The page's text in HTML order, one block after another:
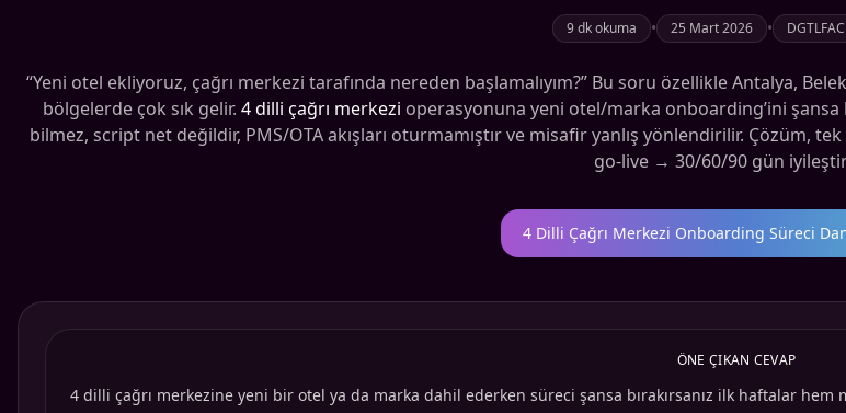
9 dk okuma • 25 Mart 2026 •
“Yeni otel ekliyoruz, çağrı merkezi tarafında nereden başlamalıyım?” Bu soru özellikle Antalya,
bölgelerde çok sık gelir. 4 dilli çağrı merkezi operasyonuna yeni otel/marka onboarding’ini şansa
bilmez, script net değildir, PMS/OTA akışları oturmamıştır ve misafir yanlış yönlendirilir.
go-live → 30/60/90 gün
4 Dilli Çağrı Merkezi Onboarding Süreci
ÖNE ÇIKAN CEVAP
4 dilli çağrı merkezine yeni bir otel ya da marka dahil ederken süreci şansa bırakırsanız ilk haftalar